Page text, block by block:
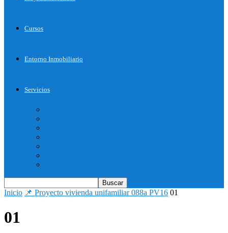
Cursos
Entorno Inmobiliario
Servicios
Inicio 📌 Proyecto vivienda unifamiliar 088a PV16 01
01